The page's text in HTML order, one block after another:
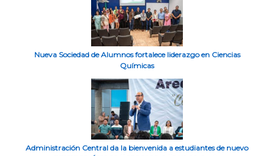
Nueva Sociedad de Alumnos fortalece liderazgo en Ciencias
Químicas
Administración Central da la bienvenida a estudiantes de nuevo